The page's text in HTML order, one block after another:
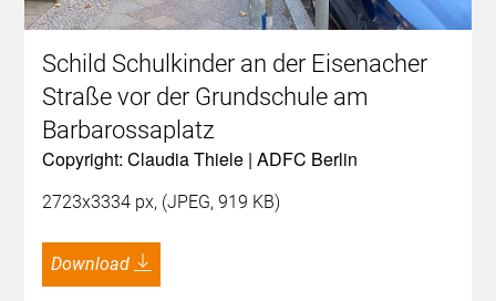
Schild Schulkinder an der Eisenacher
Straße vor der Grundschule am
Barbarossaplatz
Copyright: Claudia Thiele | ADFC Berlin
2723x3334 px, (JPEG, 919 KB)
Download